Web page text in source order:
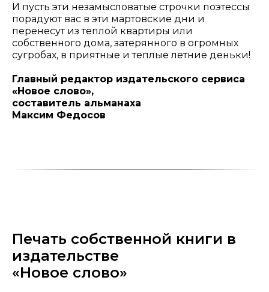
И пусть эти незамысловатые строчки поэтессы
порадуют вас в эти мартовские дни и
перенесут из теплой квартиры или
собственного дома, затерянного в огромных
сугробах, в приятные и теплые летние деньки!
Главный редактор издательского сервиса
«Новое слово»,
составитель альманаха
Максим Федосов
Печать собственной книги в
издательстве
«Новое слово»